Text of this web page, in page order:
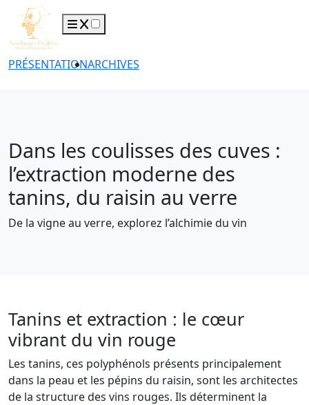
PRÉSENTATIONARCHIVES
Dans les coulisses des cuves :
l’extraction moderne des
tanins, du raisin au verre
De la vigne au verre, explorez l’alchimie du vin
Tanins et extraction : le cœur
vibrant du vin rouge
Les tanins, ces polyphénols présents principalement
dans la peau et les pépins du raisin, sont les architectes
de la structure des vins rouges. Ils déterminent la